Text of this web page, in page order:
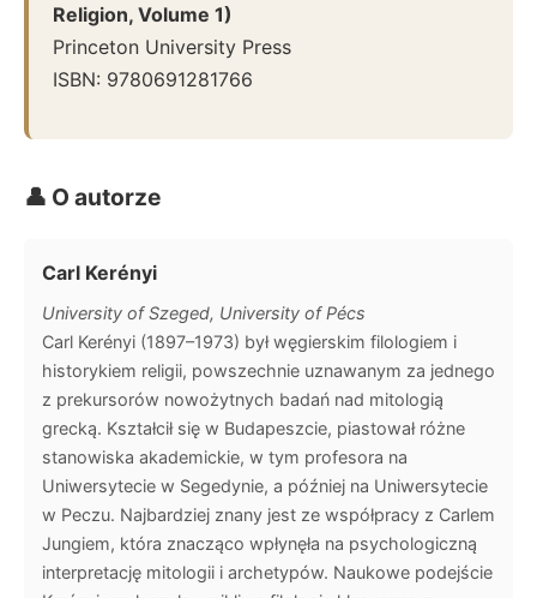
Religion, Volume 1)
Princeton University Press
ISBN: 9780691281766
👤 O autorze
Carl Kerényi
University of Szeged, University of Pécs
Carl Kerényi (1897–1973) był węgierskim filologiem i
historykiem religii, powszechnie uznawanym za jednego
z prekursorów nowożytnych badań nad mitologią
grecką. Kształcił się w Budapeszcie, piastował różne
stanowiska akademickie, w tym profesora na
Uniwersytecie w Segedynie, a później na Uniwersytecie
w Peczu. Najbardziej znany jest ze współpracy z Carlem
Jungiem, która znacząco wpłynęła na psychologiczną
interpretację mitologii i archetypów. Naukowe podejście